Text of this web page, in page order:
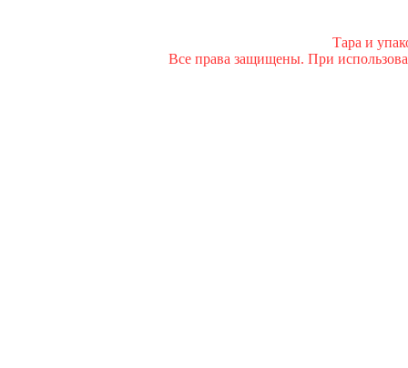
Тара и
Все права защищены. При